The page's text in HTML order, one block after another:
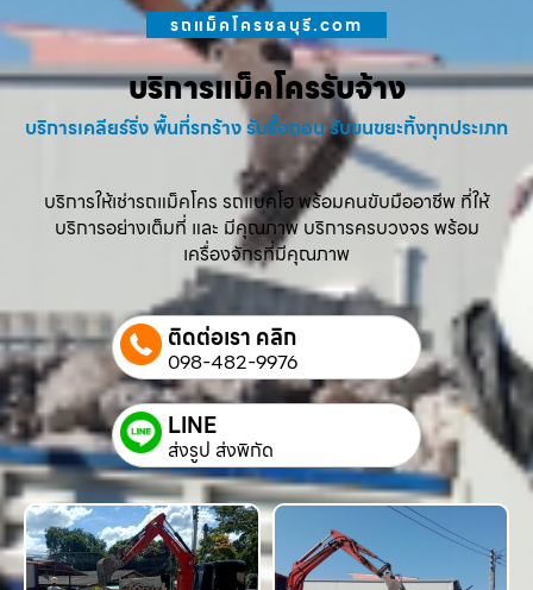
รถแม็คโครชลบุรี.com
บริการแม็คโครรับจ้าง
บริการเคลียร์ริ่ง พื้นที่รกร้าง รับรื้อถอน รับขนขยะทิ้งทุกประเภท
บริการให้เช่ารถแม็คโคร รถแบคโฮ พร้อมคนขับมืออาชีพ ที่ให้
บริการอย่างเต็มที่ และ มีคุณภาพ บริการครบวงจร พร้อม
เครื่องจักรที่มีคุณภาพ
ติดต่อเรา คลิก
098-482-9976
LINE
ส่งรูป ส่งพิกัด